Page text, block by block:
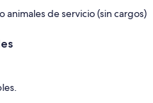
animales de servicio (sin cargos)